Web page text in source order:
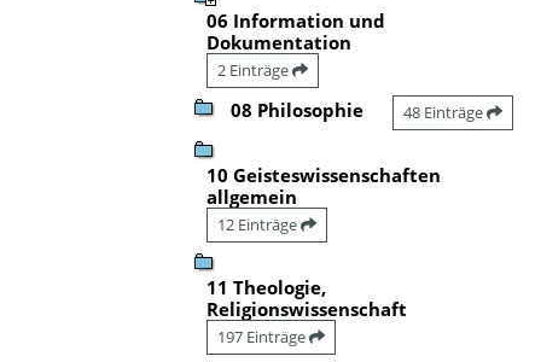
06 Information und
Dokumentation
2 Einträge
08 Philosophie 48 Einträge
10 Geisteswissenschaften
allgemein
12 Einträge
11 Theologie,
Religionswissenschaft
197 Einträge